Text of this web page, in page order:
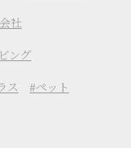
社
ング
ス ペット